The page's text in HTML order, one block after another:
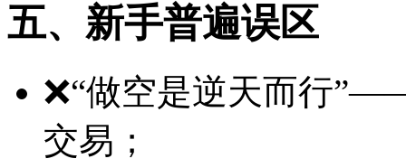
五、新手普遍误区
❌“做空是逆天而行
交易；